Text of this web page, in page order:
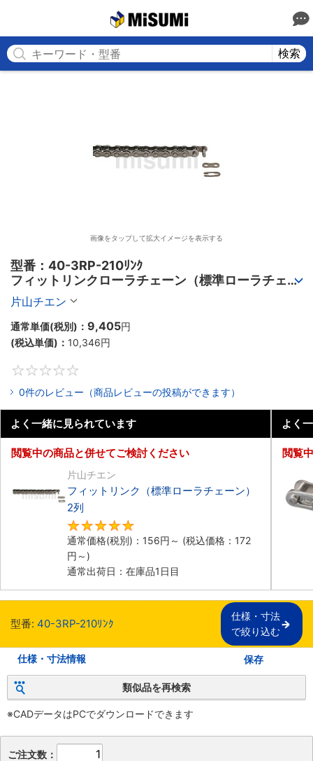
検索
画像をタップして拡大イメージを表示する
型番：40-3RP-210ﾘﾝｸ
フィットリンクローラチェーン（標準ローラチェー
ン） 3列
片山チエン
通常単価(税別)： 9,405円
(税込単価)： 10,346円
0件のレビュー（商品レビューの投稿ができます）
よく一緒に見られています
閲覧中の商品と併せてご検討ください
片山チエン
フィットリンク（標準ローラチェーン）
2列
通常価格(税別)： 156円 ～ (税込価格： 172
円 ～)
通常出荷日：在庫品1日目
よく
閲覧
型番: 40-3RP-210ﾘﾝｸ
仕様・寸法
で絞り込む
仕様・寸法情報 保存
類似品を再検索
※CADデータはPCでダウンロードできます
ご注文数：